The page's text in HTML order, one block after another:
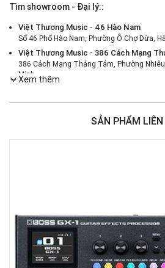
Tìm showroom - Đại lý::
Việt Thương Music - 46 Hào Nam
Số 46 Phố Hào Nam, Phường Ô Chợ Dừa,
Việt Thương Music - 386 Cách Mạng
386 Cách Mạng Tháng Tám, Phường
Minh
369 Điện Biên Phủ, Phường Bàn Cờ,
Việt Thương Music - 180 Võ Thị Sáu
180B Võ Thị Sáu, Phường Xuân Hòa,
Việt Thương Music - 49E Phan Đăng
Việt Thương Music - Crescent Mall
6F-01 Tầng 6 Trung Tâm Thương Mại
Phường Tân Mỹ, TPHCM, Quận 7, Hồ Chí
Việt Thương Music - 357 Cộng Hòa
357 Cộng Hòa, Phường Tân Bình, TPHCM,
Xem thêm
SẢN PHẨM